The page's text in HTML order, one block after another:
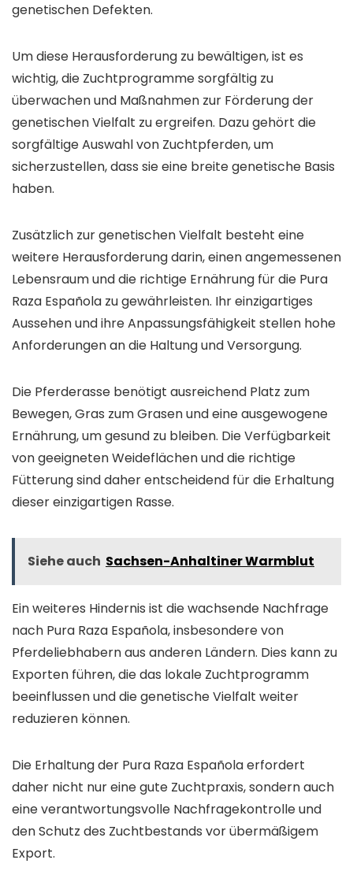
genetischen Defekten.
Um diese Herausforderung zu bewältigen, ist es
wichtig, die Zuchtprogramme sorgfältig zu
überwachen und Maßnahmen zur Förderung der
genetischen Vielfalt zu ergreifen. Dazu gehört die
sorgfältige Auswahl von Zuchtpferden, um
sicherzustellen, dass sie eine breite genetische Basis
haben.
Zusätzlich zur genetischen Vielfalt besteht eine
weitere Herausforderung darin, einen angemessenen
Lebensraum und die richtige Ernährung für die Pura
Raza Española zu gewährleisten. Ihr einzigartiges
Aussehen und ihre Anpassungsfähigkeit stellen hohe
Anforderungen an die Haltung und Versorgung.
Die Pferderasse benötigt ausreichend Platz zum
Bewegen, Gras zum Grasen und eine ausgewogene
Ernährung, um gesund zu bleiben. Die Verfügbarkeit
von geeigneten Weideflächen und die richtige
Fütterung sind daher entscheidend für die Erhaltung
dieser einzigartigen Rasse.
Siehe auch Sachsen-Anhaltiner Warmblut
Ein weiteres Hindernis ist die wachsende Nachfrage
nach Pura Raza Española, insbesondere von
Pferdeliebhabern aus anderen Ländern. Dies kann zu
Exporten führen, die das lokale Zuchtprogramm
beeinflussen und die genetische Vielfalt weiter
reduzieren können.
Die Erhaltung der Pura Raza Española erfordert
daher nicht nur eine gute Zuchtpraxis, sondern auch
eine verantwortungsvolle Nachfragekontrolle und
den Schutz des Zuchtbestands vor übermäßigem
Export.